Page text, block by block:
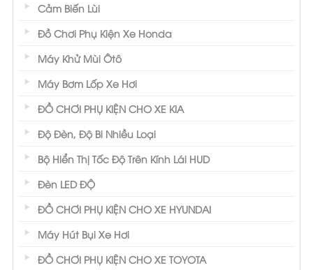
Cảm Biến Lùi
Đồ Chơi Phụ Kiện Xe Honda
Máy Khử Mùi Ôtô
Máy Bơm Lốp Xe Hơi
ĐỒ CHƠI PHỤ KIỆN CHO XE KIA
Độ Đèn, Độ Bi Nhiều Loại
Bộ Hiển Thị Tốc Độ Trên Kính Lái HUD
Đèn LED ĐỘ
ĐỒ CHƠI PHỤ KIỆN CHO XE HYUNDAI
Máy Hút Bụi Xe Hơi
ĐỒ CHƠI PHỤ KIỆN CHO XE TOYOTA